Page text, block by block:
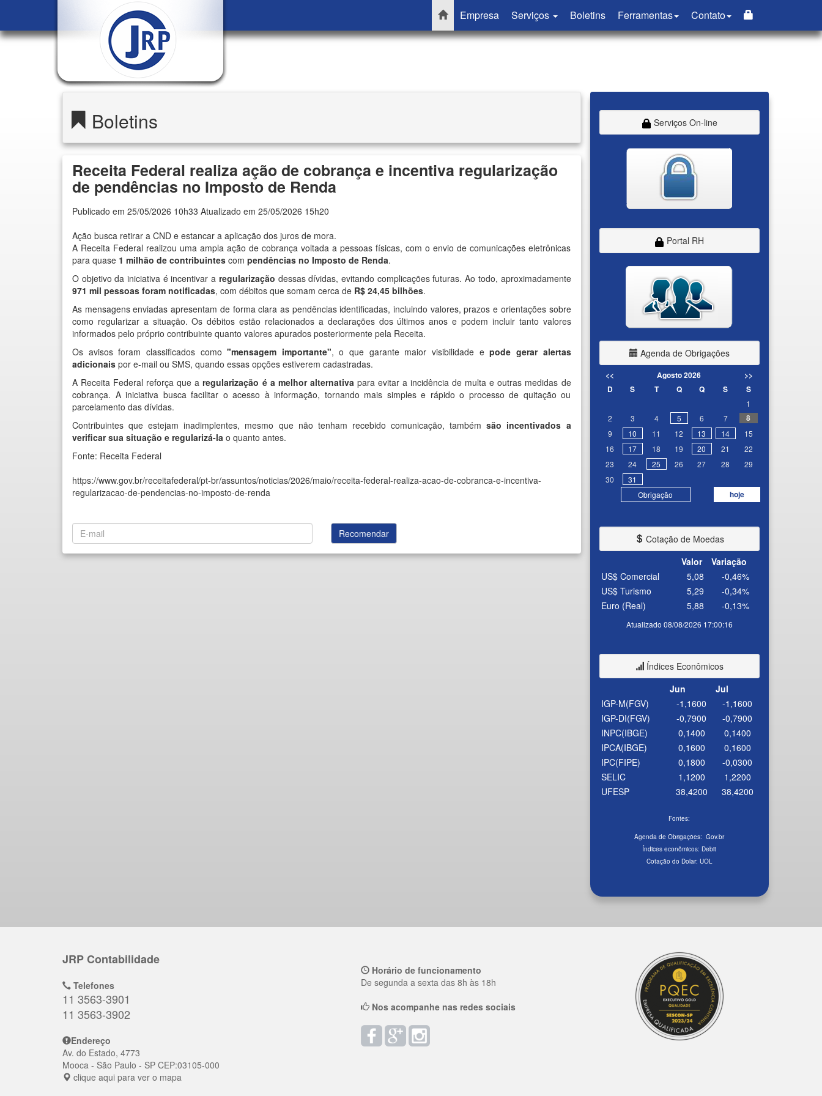
Empresa Serviços Boletins Ferramentas Contato
Boletins
Receita Federal realiza ação de cobrança e incentiva regularização
de pendências no Imposto de Renda
Publicado em 25/05/2026 10h33 Atualizado em 25/05/2026 15h20
Ação busca retirar a CND e estancar a aplicação dos juros de mora.
A Receita Federal realizou uma ampla ação de cobrança voltada a pessoas físicas, com o envio de comunicações eletrônicas
para quase 1 milhão de contribuintes com pendências no Imposto de Renda.
O objetivo da iniciativa é incentivar a regularização dessas dívidas, evitando complicações futuras. Ao todo, aproximadamente
971 mil pessoas foram notificadas, com débitos que somam cerca de R$ 24,45 bilhões.
As mensagens enviadas apresentam de forma clara as pendências identificadas, incluindo valores, prazos e orientações sobre
como regularizar a situação. Os débitos estão relacionados a declarações dos últimos anos e podem incluir tanto valores
informados pelo próprio contribuinte quanto valores apurados posteriormente pela Receita.
Os avisos foram classificados como"mensagem importante", o que garante maior visibilidade epode gerar alertas
adicionais por e-mail ou SMS, quando essas opções estiverem cadastradas.
A Receita Federal reforça que aregularização é a melhor alternativapara evitar a incidência de multa e outras medidas de
cobrança. A iniciativa busca facilitar o acesso à informação, tornando mais simples e rápido o processo de quitação ou
parcelamento das dívidas.
Contribuintes que estejam inadimplentes, mesmo que não tenham recebido comunicação, tambémsão incentivados a
verificar sua situação e regularizá-la o quanto antes.
Fonte: Receita Federal
https://www.gov.br/receitafederal/pt-br/assuntos/noticias/2026/maio/receita-federal-realiza-acao-de-cobranca-e-incentiva-
regularizacao-de-pendencias-no-imposto-de-renda
Serviços On-line
Portal RH
Agenda de Obrigações
<< Agosto 2026
>>
D
S T Q Q S S
Obrigação hoje
1
2
3 4 5 6 7 8
9 10 11 12 13 14
15
16
17 18 19 20 21
22
23
24 25 26 27 28
29
30
31
Cotação de Moedas
Valor
Variação
Atualizado 08/08/2026 17:00:16
US$ Comercial 5,08
-0,46%
US$ Turismo
5,29
-0,34%
Euro (Real)
5,88 -0,13%
Índices Econômicos
Jun
Jul
IGP-M(FGV)
-1,1600
-1,1600
IGP-DI(FGV)
-0,7900
-0,7900
INPC(IBGE)
0,1400
0,1400
IPCA(IBGE)
0,1600
0,1600
IPC(FIPE)
0,1800
-0,0300
SELIC
1,1200
1,2200
UFESP
38,4200 38,4200
Fontes:
Agenda de Obrigações: Gov.br
Índices econômicos:Debit
Cotação do Dolar: UOL
JRP Contabilidade
Telefones
11 3563-3901
11 3563-3902
Endereço
Av. do Estado, 4773
Mooca - São Paulo - SP CEP:03105-000
clique aqui para ver o mapa
Horário de funcionamento
De segunda a sexta das 8h às 18h
Nos acompanhe nas redes sociais